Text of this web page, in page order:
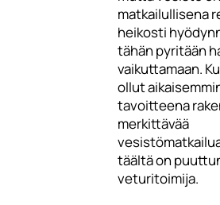
matkailullisena
heikosti
tähän pyritään
vaikuttamaan.
ollut
tavoitteena
merkittävää
täältä on
veturitoimija.